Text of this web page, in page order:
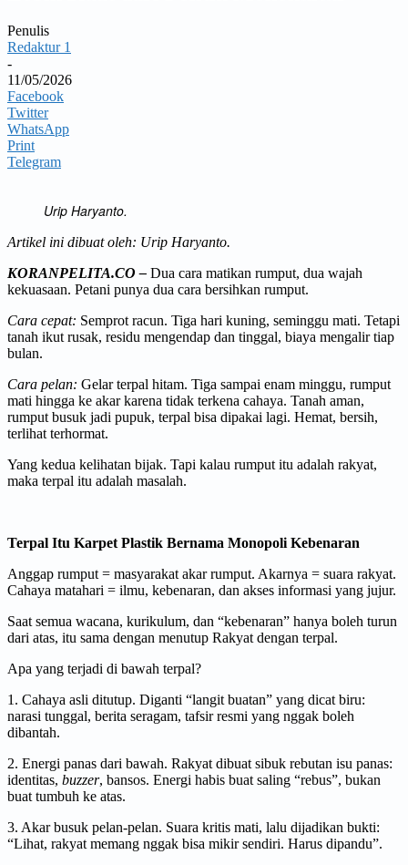
Penulis
Redaktur 1
-
11/05/2026
Facebook
Twitter
WhatsApp
Print
Telegram
Urip Haryanto.
Artikel ini dibuat oleh: Urip Haryanto.
KORANPELITA.CO – Dua cara matikan rumput, dua wajah
kekuasaan. Petani punya dua cara bersihkan rumput.
Cara cepat: Semprot racun. Tiga hari kuning, seminggu mati. Tetapi
tanah ikut rusak, residu mengendap dan tinggal, biaya mengalir tiap
bulan.
Cara pelan: Gelar terpal hitam. Tiga sampai enam minggu, rumput
mati hingga ke akar karena tidak terkena cahaya. Tanah aman,
rumput busuk jadi pupuk, terpal bisa dipakai lagi. Hemat, bersih,
terlihat terhormat.
Yang kedua kelihatan bijak. Tapi kalau rumput itu adalah rakyat,
maka terpal itu adalah masalah.
Terpal Itu Karpet Plastik Bernama Monopoli Kebenaran
Anggap rumput = masyarakat akar rumput. Akarnya = suara rakyat.
Cahaya matahari = ilmu, kebenaran, dan akses informasi yang jujur.
Saat semua wacana, kurikulum, dan “kebenaran” hanya boleh turun
dari atas, itu sama dengan menutup Rakyat dengan terpal.
Apa yang terjadi di bawah terpal?
1. Cahaya asli ditutup. Diganti “langit buatan” yang dicat biru:
narasi tunggal, berita seragam, tafsir resmi yang nggak boleh
dibantah.
2. Energi panas dari bawah. Rakyat dibuat sibuk rebutan isu panas:
identitas, buzzer, bansos. Energi habis buat saling “rebus”, bukan
buat tumbuh ke atas.
3. Akar busuk pelan-pelan. Suara kritis mati, lalu dijadikan bukti:
“Lihat, rakyat memang nggak bisa mikir sendiri. Harus dipandu”.